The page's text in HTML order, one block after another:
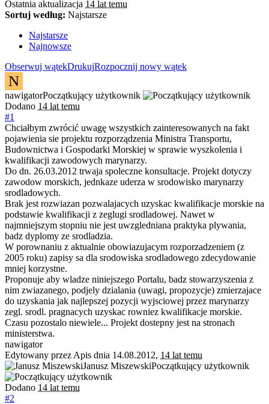
Ostatnia aktualizacja 14 lat temu
Sortuj według: Najstarsze
Najstarsze
Najnowsze
Obserwuj wątekDrukujRozpocznij nowy wątek
N
nawigatorPoczątkujący użytkownik
Dodano 14 lat temu
#1
Chciałbym zwrócić uwagę wszystkich zainteresowanych na fakt
pojawienia sie projektu rozporządzenia Ministra Transportu,
Budownictwa i Gospodarki Morskiej w sprawie wyszkolenia i
kwalifikacji zawodowych marynarzy.
Do dn. 26.03.2012 trwaja spoleczne konsultacje. Projekt dotyczy
zawodow morskich, jednkaze uderza w srodowisko marynarzy
srodladowych.
Brak jest rozwiazan pozwalajacych uzyskac kwalifikacje morskie na
podstawie kwalifikacji z zeglugi srodladowej. Nawet w
najmniejszym stopniu nie jest uwzgledniana praktyka plywania,
badz dyplomy ze srodladzia.
W porownaniu z aktualnie obowiazujacym rozporzadzeniem (z
2005 roku) zapisy sa dla srodowiska srodladowego zdecydowanie
mniej korzystne.
Proponuje aby wladze niniejszego Portalu, badz stowarzyszenia z
nim zwiazanego, podjely dzialania (uwagi, propozycje) zmierzajace
do uzyskania jak najlepszej pozycji wyjsciowej przez marynarzy
zegl. srodl. pragnacych uzyskac rowniez kwalifikacje morskie.
Czasu pozostalo niewiele... Projekt dostepny jest na stronach
ministerstwa.
nawigator
Edytowany przez Apis dnia 14.08.2012, 14 lat temu
Janusz MiszewskiPoczątkujący użytkownik
Dodano 14 lat temu
#2